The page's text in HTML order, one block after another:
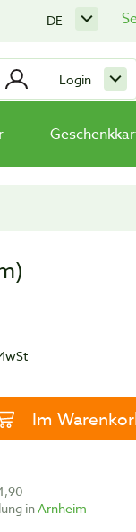
DE
Login
Im
inArnheim